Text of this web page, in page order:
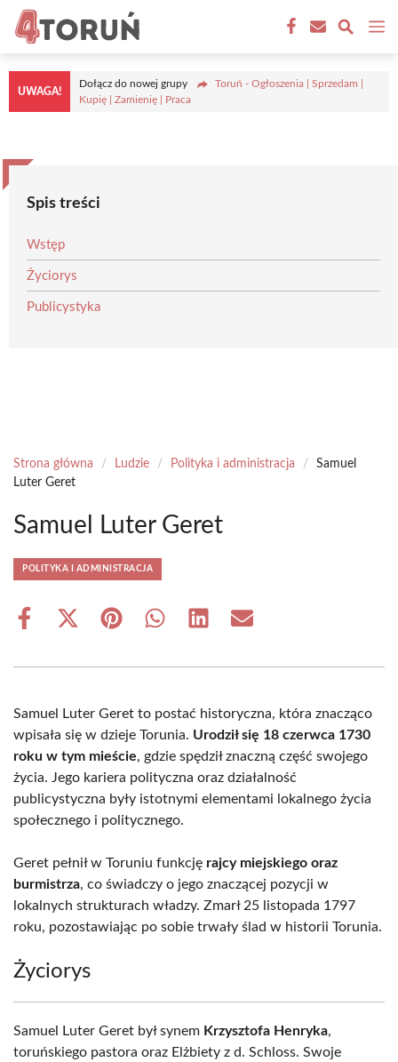
Przejdź
treści
UWAGA!
Dołącz do nowej grupy
Toruń - Ogłoszenia | Sprzedam |
Kupię | Zamienię | Praca
Spis treści
Wstęp
Życiorys
Publicystyka
Strona główna / Ludzie / Polityka i administracja /
Samuel
Luter Geret
Samuel Luter Geret
POLITYKA I ADMINISTRACJA
Share
Share
(Twitter)
Share Share Share Share
Samuel Luter Geret to postać historyczna, która znacząco
wpisała się w dzieje Torunia. Urodził się 18 czerwca 1730
roku w tym mieście, gdzie spędził znaczną część swojego
życia. Jego kariera polityczna oraz działalność
publicystyczna były istotnymi elementami lokalnego życia
społecznego i politycznego.
Geret pełnił w Toruniu funkcję rajcy miejskiego oraz
burmistrza, co świadczy o jego znaczącej pozycji w
lokalnych strukturach władzy. Zmarł 25 listopada 1797
roku, pozostawiając po sobie trwały ślad w historii Torunia.
Życiorys
Samuel Luter Geret był synem Krzysztofa Henryka,
toruńskiego pastora oraz Elżbiety z d. Schloss. Swoje